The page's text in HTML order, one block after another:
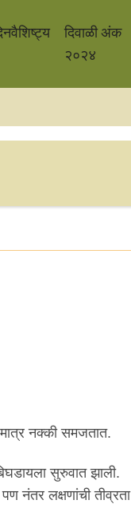
दिवाळी अंक
२०२४
नक्की समजतात.
सुरुवात झाली.
नंतर लक्षणांची तीव्रता